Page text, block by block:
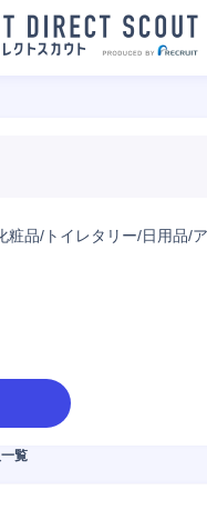
粧品/トイレタリー/日用品/
覧